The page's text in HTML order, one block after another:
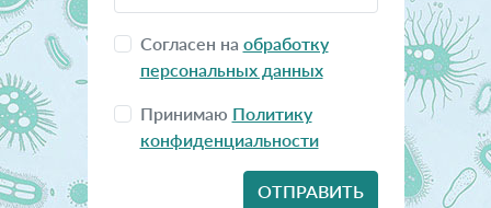
Согласен на обработку
персональных данных
Принимаю Политику
конфиденциальности